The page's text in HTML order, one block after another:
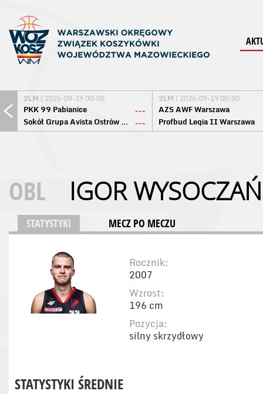
2LM | 2026-09-19 00:00
PKK 99 Pabianice
---
Sokół Grupa Avista Ostrów Maz. ---
2LM | 2026-09-19 00:00
AZS AWF Warszawa
Profbud Legia II Warszawa
OBL IGOR
STATYSTYKI MECZ PO MECZU
Rocznik:
2007
Wzrost:
196 cm
Pozycja:
silny skrzydłowy
STATYSTYKI ŚREDNIE